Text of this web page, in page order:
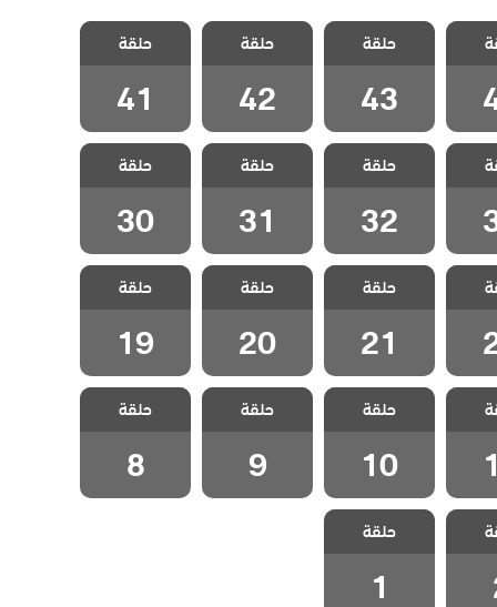
مسلسل طائر
الصباح الحلقة
43
حلقة
43
مسلسل طائر
الصباح الحلقة
42
حلقة
42
مسلسل طائر
الصباح الحلقة
41
حلقة
41
مسلسل طائر
الصباح الحلقة
32
حلقة
32
مسلسل طائر
الصباح الحلقة
31
حلقة
31
مسلسل طائر
الصباح الحلقة
30
حلقة
30
مسلسل طائر
الصباح الحلقة
21
حلقة
21
مسلسل طائر
الصباح الحلقة
20
حلقة
20
مسلسل طائر
الصباح الحلقة
19
حلقة
19
مسلسل طائر
الصباح الحلقة
10
حلقة
10
مسلسل طائر
الصباح الحلقة 9
حلقة
9
مسلسل طائر
الصباح الحلقة 8
حلقة
8
2
مسلسل طائر
الصباح الحلقة 1
حلقة
1